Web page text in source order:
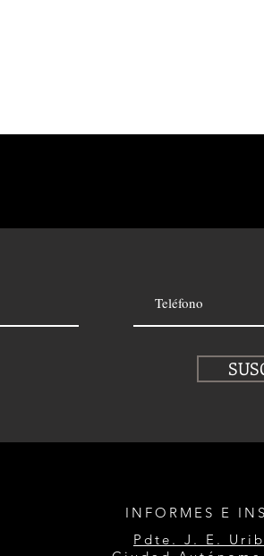
INFORMES E
Pdte. J. E.